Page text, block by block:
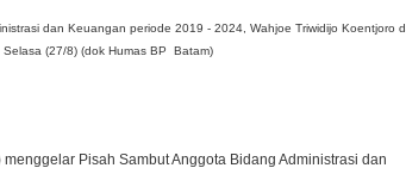
dan Keuangan periode 2019 - 2024, Wahjoe Triwidijo Koentjoro
Selasa (27/8) (dok Humas BP Batam)
Pisah Sambut Anggota Bidang Administrasi dan